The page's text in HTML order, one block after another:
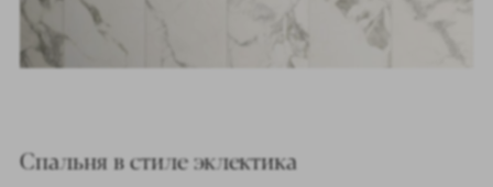
Спальня в стиле эклектика